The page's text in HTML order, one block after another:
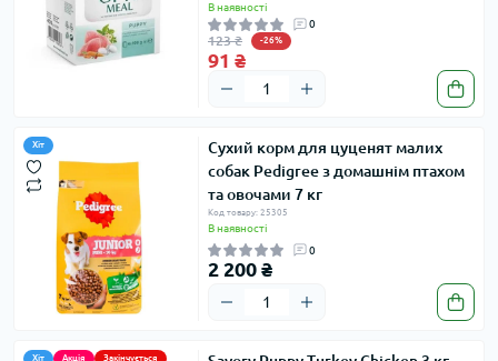
В наявності
0
123 ₴ -26%
91 ₴
Хіт
Сухий корм для цуценят малих
собак Pedigree з домашнім птахом
та овочами 7 кг
Код товару: 25305
В наявності
0
2 200 ₴
Хіт Акція Закінчується